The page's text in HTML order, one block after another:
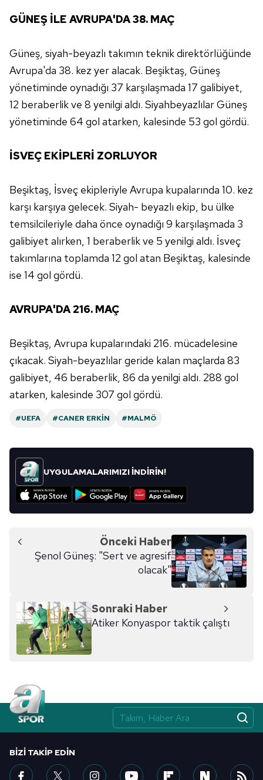
kılınması ve kişiselleştirilmesi ve sizlere yönelik
sınırlı olarak açık rızanız dahilinde kullanılacaktır.
Çerezlere ilişkin tercihlerinizi aşağıda yer alan panel
vasıtasıyla belirleyebilirsiniz. Çerezlere ilişkin detaylı bilgi
için Ayarlar butonuna tıklayabilir,Çerez Bilgilendirme
Metnimiziziyaret edebilirsiniz.
6698 sayılı Kişisel Verilerin Korunması Kanunu uyarınca
hazırlanmış Aydınlatma Metnimizi okumak ve sitemizde
almak için lütfen tıklayınız.
GÜNEŞ İLE AVRUPA'DA 38. MAÇ
Güneş, siyah-beyazlı takımın teknikdirektörlüğünde
Avrupa'da 38. kez yer alacak. Beşiktaş, Güneş
yönetiminde oynadığı 37 karşılaşmada 17 galibiyet,
12 beraberlikve 8 yenilgi aldı. SiyahbeyazlılarGüneş
yönetiminde 64 gol atarken, kalesinde 53 gol gördü.
İSVEÇ EKİPLERİ ZORLUYOR
Beşiktaş, İsveç ekipleriyle Avrupa kupalarında 10. kez
karşı karşıya gelecek. Siyah- beyazlı ekip, bu ülke
temsilcileriyle daha önce oynadığı 9 karşılaşmada 3
galibiyet alırken, 1 beraberlik ve 5 yenilgi aldı. İsveç
takımlarına toplamda 12 gol atan Beşiktaş, kalesinde
ise 14 gol gördü.
AVRUPA'DA 216. MAÇ
Beşiktaş, Avrupa kupalarındaki 216. mücadelesine
çıkacak. Siyah-beyazlılar geride kalan maçlarda 83
galibiyet, 46 beraberlik, 86 da yenilgi aldı. 288 gol
atarken, kalesinde 307 gol gördü.
#UEFA #CANER ERKIN #MALMÖ
UYGULAMALARIMIZI İNDİRİN!
Önceki Haber
Şenol Güneş: "Sert ve agresif
olacak"
Sonraki Haber
Atiker Konyaspor taktik çalıştı
BIZI TAKIP EDIN